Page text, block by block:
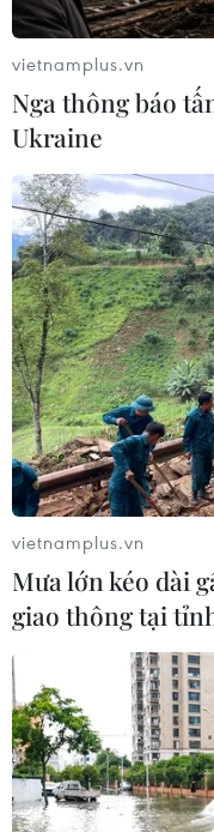
Bộ TN-MT đề
thành phố đôn
03/09/2020 01:34
Theo Bộ Tài nguyên
8/2020, cả nước mới
thành và gửi hồ sơ
hiện trạng sử dụng
vietnamplus.vn
Nga thông báo
Ukraine
vietnamplus.vn
Mưa lớn kéo dài
giao thông tại